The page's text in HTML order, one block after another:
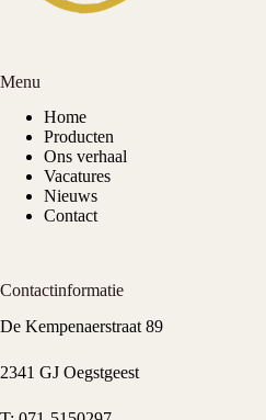
Menu
Home
Producten
Ons verhaal
Vacatures
Nieuws
Contact
Contactinformatie
De Kempenaerstraat 89
2341 GJ Oegstgeest